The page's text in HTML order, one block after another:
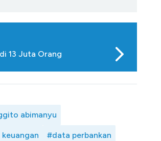
13 Juta Orang
abimanyu
#data perbankan